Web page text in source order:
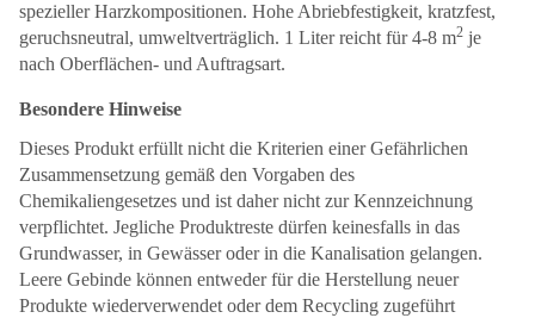
spezieller Harzkompositionen. Hohe Abriebfestigkeit, kratzfest,
geruchsneutral, umweltverträglich. 1 Liter reicht für 4-8 m2 je
nach Oberflächen- und Auftragsart.
Besondere Hinweise
Dieses Produkt erfüllt nicht die Kriterien einer Gefährlichen
Zusammensetzung gemäß den Vorgaben des
Chemikaliengesetzes und ist daher nicht zur Kennzeichnung
verpflichtet. Jegliche Produktreste dürfen keinesfalls in das
Grundwasser, in Gewässer oder in die Kanalisation gelangen.
Leere Gebinde können entweder für die Herstellung neuer
Produkte wiederverwendet oder dem Recycling zugeführt